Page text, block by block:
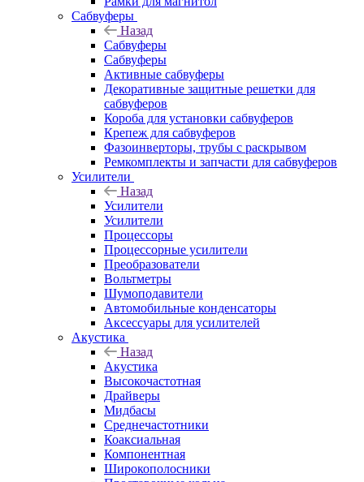
Сабвуферы
Назад
Сабвуферы
Сабвуферы
Активные сабвуферы
Декоративные защитные решетки для
сабвуферов
Короба для установки сабвуферов
Крепеж для сабвуферов
Фазоинверторы, трубы с раскрывом
Ремкомплекты и запчасти для сабвуферов
Усилители
Назад
Усилители
Усилители
Процессоры
Процессорные усилители
Преобразователи
Вольтметры
Шумоподавители
Автомобильные конденсаторы
Аксессуары для усилителей
Акустика
Назад
Акустика
Высокочастотная
Драйверы
Мидбасы
Среднечастотники
Коаксиальная
Компонентная
Широкополосники